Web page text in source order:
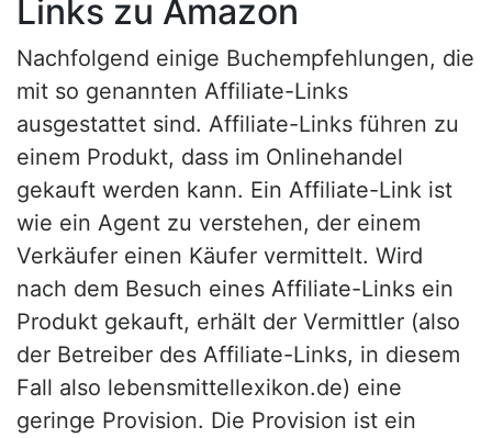
Links zu Amazon
Nachfolgend einige Buchempfehlungen, die
mit so genannten Affiliate-Links
ausgestattet sind. Affiliate-Links führen zu
einem Produkt, dass im Onlinehandel
gekauft werden kann. Ein Affiliate-Link ist
wie ein Agent zu verstehen, der einem
Verkäufer einen Käufer vermittelt. Wird
nach dem Besuch eines Affiliate-Links ein
Produkt gekauft, erhält der Vermittler (also
der Betreiber des Affiliate-Links, in diesem
Fall also lebensmittellexikon.de) eine
geringe Provision. Die Provision ist ein